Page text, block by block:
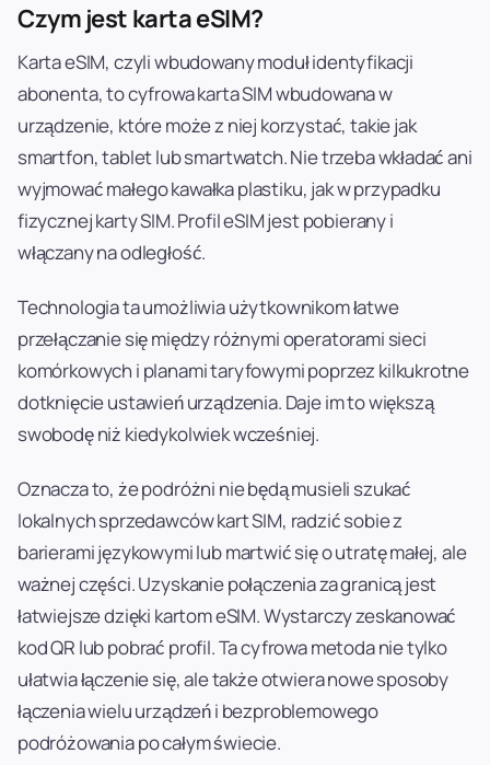
Czym jest karta eSIM?
Karta eSIM, czyli wbudowany moduł identyfikacji
abonenta, to cyfrowa karta SIM wbudowana w
urządzenie, które może z niej korzystać, takie jak
smartfon, tablet lub smartwatch. Nie trzeba wkładać ani
wyjmować małego kawałka plastiku, jak w przypadku
fizycznej karty SIM. Profil eSIM jest pobierany i
włączany na odległość.
Technologia ta umożliwia użytkownikom łatwe
przełączanie się między różnymi operatorami sieci
komórkowych i planami taryfowymi poprzez kilkukrotne
dotknięcie ustawień urządzenia. Daje im to większą
swobodę niż kiedykolwiek wcześniej.
Oznacza to, że podróżni nie będą musieli szukać
lokalnych sprzedawców kart SIM, radzić sobie z
barierami językowymi lub martwić się o utratę małej, ale
ważnej części. Uzyskanie połączenia za granicą jest
łatwiejsze dzięki kartom eSIM. Wystarczy zeskanować
kod QR lub pobrać profil. Ta cyfrowa metoda nie tylko
ułatwia łączenie się, ale także otwiera nowe sposoby
łączenia wielu urządzeń i bezproblemowego
podróżowania po całym świecie.